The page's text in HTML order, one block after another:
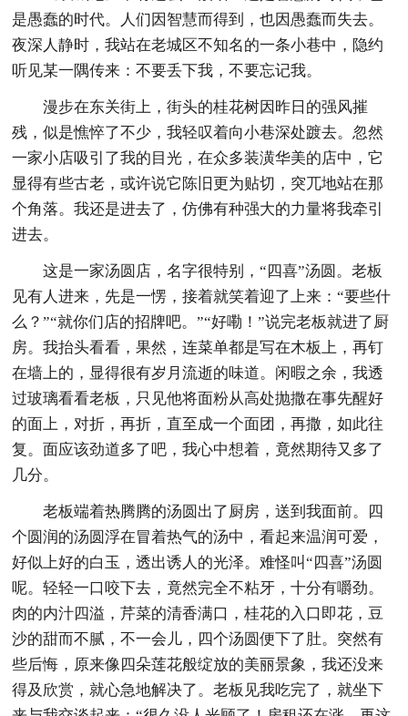
是愚蠢的时代。人们因智慧而得到，也因愚蠢而失去。
夜深人静时，我站在老城区不知名的一条小巷中，隐约
听见某一隅传来：不要丢下我，不要忘记我。
漫步在东关街上，街头的桂花树因昨日的强风摧
残，似是憔悴了不少，我轻叹着向小巷深处踱去。忽然
一家小店吸引了我的目光，在众多装潢华美的店中，它
显得有些古老，或许说它陈旧更为贴切，突兀地站在那
个角落。我还是进去了，仿佛有种强大的力量将我牵引
进去。
这是一家汤圆店，名字很特别，“四喜”汤圆。老板
见有人进来，先是一愣，接着就笑着迎了上来：“要些什
么？”“就你们店的招牌吧。”“好嘞！”说完老板就进了厨
房。我抬头看看，果然，连菜单都是写在木板上，再钉
在墙上的，显得很有岁月流逝的味道。闲暇之余，我透
过玻璃看看老板，只见他将面粉从高处抛撒在事先醒好
的面上，对折，再折，直至成一个面团，再撒，如此往
复。面应该劲道多了吧，我心中想着，竟然期待又多了
几分。
老板端着热腾腾的汤圆出了厨房，送到我面前。四
个圆润的汤圆浮在冒着热气的汤中，看起来温润可爱，
好似上好的白玉，透出诱人的光泽。难怪叫“四喜”汤圆
呢。轻轻一口咬下去，竟然完全不粘牙，十分有嚼劲。
肉的内汁四溢，芹菜的清香满口，桂花的入口即花，豆
沙的甜而不腻，不一会儿，四个汤圆便下了肚。突然有
些后悔，原来像四朵莲花般绽放的美丽景象，我还没来
得及欣赏，就心急地解决了。老板见我吃完了，就坐下